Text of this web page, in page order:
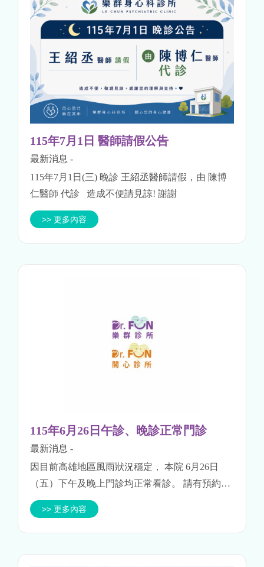
115年7月1日 醫師請假公告
最新消息 -
115年7月1日(三) 晚診 王紹丞醫師請假，由 陳博
仁醫師 代診 造成不便請見諒! 謝謝
>> 更多內容
115年6月26日午診、晚診正常門診
最新消息 -
因目前高雄地區風雨狀況穩定， 本院 6月26日
（五）下午及晚上門診均正常看診。 請有預約或
看診需求的民眾依原預定時間前來就診，外出時
仍請留意天候及交通安全。 感謝您的配合與理
>> 更多內容